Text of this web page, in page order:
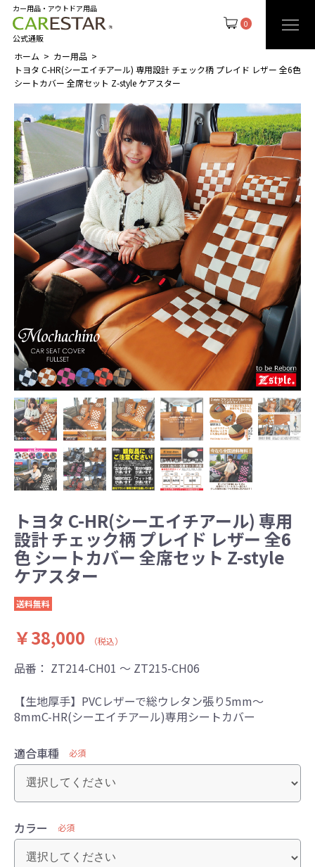
0
カー用品・アウトドア用品
公式通販
ホーム
カー用品
トヨタ C-HR(シーエイチアール) 専用設計 チェック柄 プレイド レザー 全6色
シートカバー 全席セット Z-style ケアスター
トヨタ C-HR(シーエイチアール) 専用
設計 チェック柄 プレイド レザー 全6
色 シートカバー 全席セット Z-style
ケアスター
送料無料
￥38,000 （税込）
品番： ZT214-CH01 ～ ZT215-CH06
【生地厚手】PVCレザーで総ウレタン張り5mm～
8mmC-HR(シーエイチアール)専用シートカバー
適合車種 必須
カラー 必須